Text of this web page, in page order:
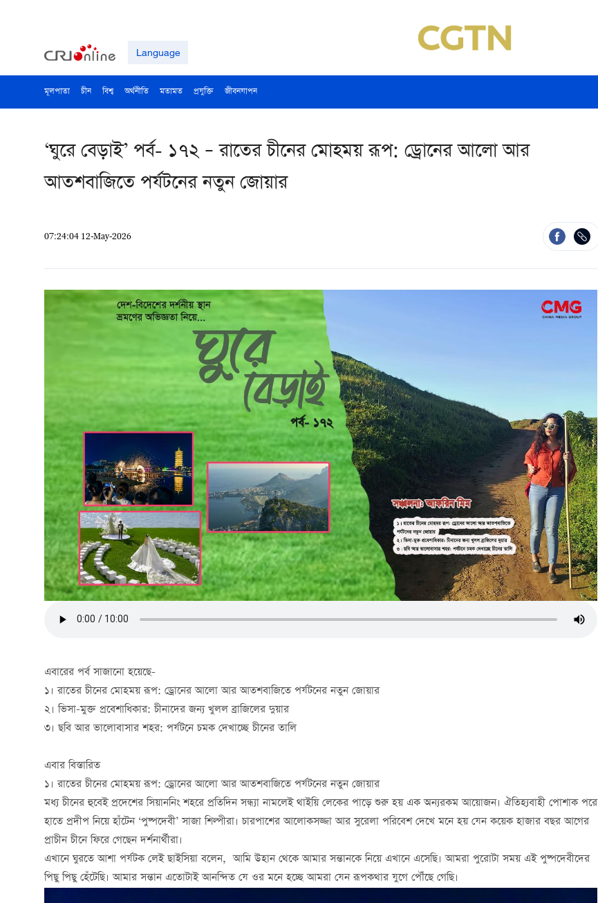
Language
মূলপাতা চীন বিশ্ব অর্থনীতি মতামত প্রযুক্তি জীবনযাপন
‘ঘুরে বেড়াই’ পর্ব- ১৭২ – রাতের চীনের মোহময় রূপ: ড্রোনের আলো আর
আতশবাজিতে পর্যটনের নতুন জোয়ার
07:24:04 12-May-2026
এবারের পর্ব সাজানো হয়েছে-
১। রাতের চীনের মোহময় রূপ: ড্রোনের আলো আর আতশবাজিতে পর্যটনের নতুন জোয়ার
২। ভিসা-মুক্ত প্রবেশাধিকার: চীনাদের জন্য খুলল ব্রাজিলের দুয়ার
৩। ছবি আর ভালোবাসার শহর: পর্যটনে চমক দেখাচ্ছে চীনের তালি
এবার বিস্তারিত
১। রাতের চীনের মোহময় রূপ: ড্রোনের আলো আর আতশবাজিতে পর্যটনের নতুন জোয়ার
মধ্য চীনেরহুবেইপ্রদেশের সিয়াননিং শহরে প্রতিদিন সন্ধ্যা নামলেই থাইয়ি লেকের পাড়ে শুরু হয় এক অন্যরকম আয়োজন। ঐতিহ্যবাহী পোশাক পরে
হাতে প্রদীপ নিয়ে হাঁটেন ‘পুষ্পদেবী’ সাজা শিল্পীরা। চারপাশের আলোকসজ্জা আর সুরেলা পরিবেশ দেখে মনে হয় যেন কয়েক হাজার বছর আগের
প্রাচীন চীনে ফিরে গেছেন দর্শনার্থীরা।
এখানে ঘুরতে আশা পর্যটক লেই ছাইসিয়া বলেন, আমি উহান থেকে আমার সন্তানকে নিয়ে এখানে এসেছি। আমরা পুরোটা সময় এই পুষ্পদেবীদের
পিছু পিছু হেঁটেছি। আমার সন্তান এতোটাই আনন্দিত যে ওর মনে হচ্ছে আমরা যেন রূপকথার যুগে পৌঁছে গেছি।